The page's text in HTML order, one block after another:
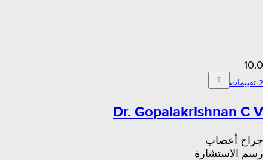
10.0
Dr. Gopalakrishnan C V
جراح أعصاب
رسم الاستشارة